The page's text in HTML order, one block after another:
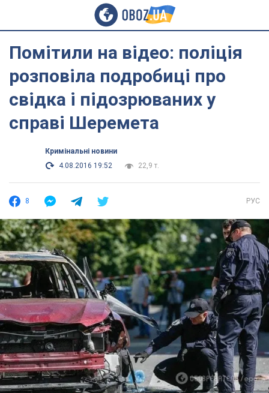
Помітили на відео: поліція
розповіла подробиці про
свідка і підозрюваних у
справі Шеремета
Кримінальні новини
4.08.2016 19:52
22,9 т.
8 РУС